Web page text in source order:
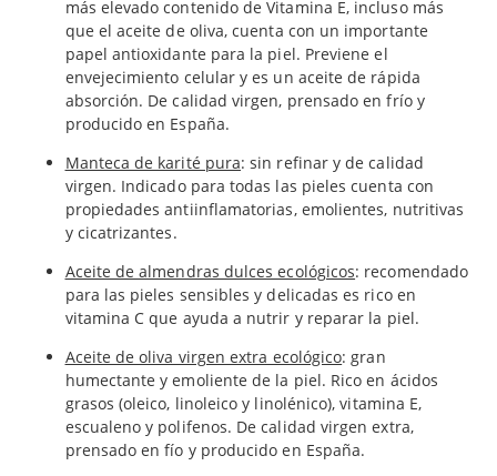
más elevado contenido de Vitamina E, incluso más
que el aceite de oliva, cuenta con un importante
papel antioxidante para la piel. Previene el
envejecimiento celular y es un aceite de rápida
absorción. De calidad virgen, prensado en frío y
producido en España.
Manteca de karité pura: sin refinar y de calidad
virgen. Indicado para todas las pieles cuenta con
propiedades antiinflamatorias, emolientes, nutritivas
y cicatrizantes.
Aceite de almendras dulces ecológicos: recomendado
para las pieles sensibles y delicadas es rico en
vitamina C que ayuda a nutrir y reparar la piel.
Aceite de oliva virgen extra ecológico: gran
humectante y emoliente de la piel. Rico en ácidos
grasos (oleico, linoleico y linolénico), vitamina E,
escualeno y polifenos. De calidad virgen extra,
prensado en fío y producido en España.